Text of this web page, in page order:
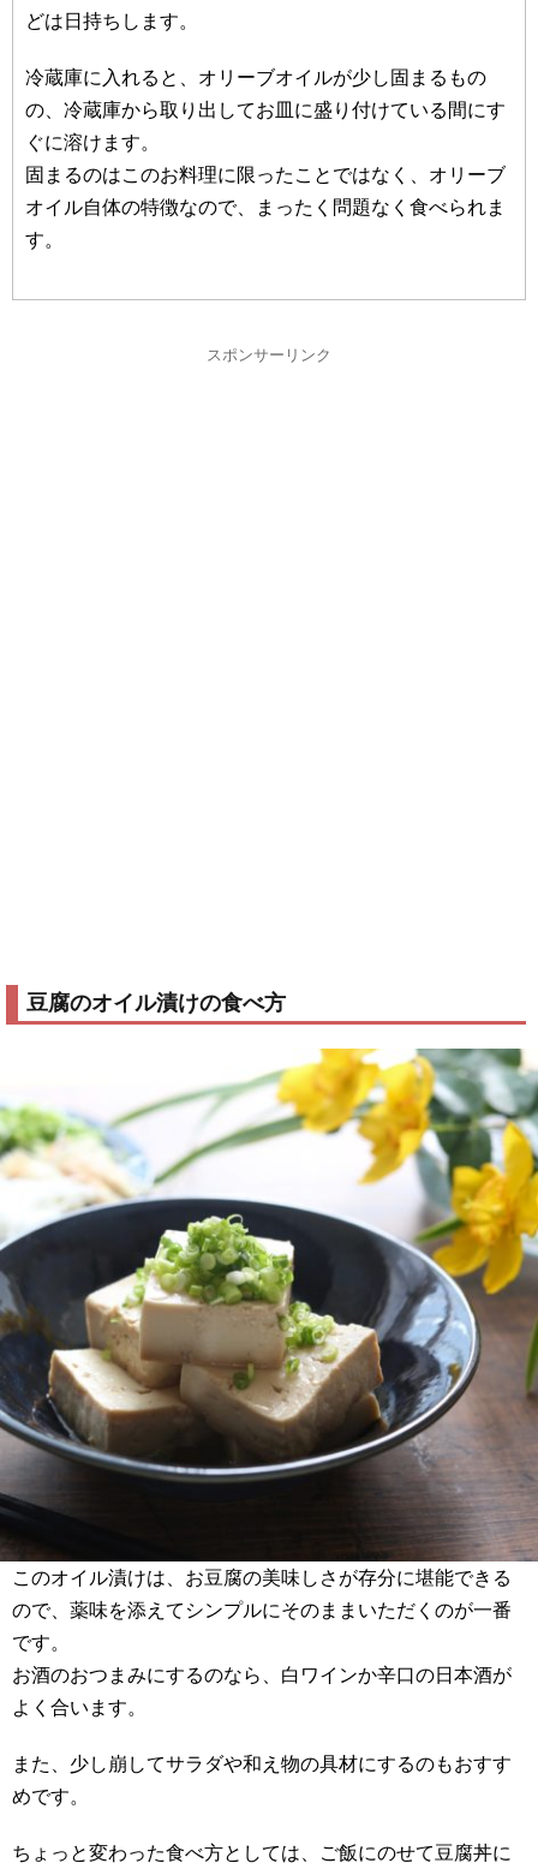
どは日持ちします。
冷蔵庫に入れると、オリーブオイルが少し固まるもの
の、冷蔵庫から取り出してお皿に盛り付けている間にす
ぐに溶けます。
固まるのはこのお料理に限ったことではなく、オリーブ
オイル自体の特徴なので、まったく問題なく食べられま
す。
スポンサーリンク
豆腐のオイル漬けの食べ方
このオイル漬けは、お豆腐の美味しさが存分に堪能できる
ので、薬味を添えてシンプルにそのままいただくのが一番
です。
お酒のおつまみにするのなら、白ワインか辛口の日本酒が
よく合います。
また、少し崩してサラダや和え物の具材にするのもおすす
めです。
ちょっと変わった食べ方としては、ご飯にのせて豆腐丼に